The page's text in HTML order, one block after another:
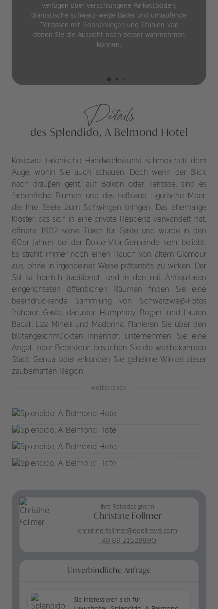
verfügen über verschlungene Parkettböden,
dramatische schwarz-weiße Bäder und umlaufende
Terrassen mit Sonnenliegen und Stühlen, von
denen Sie die Aussicht noch besser wahrnehmen
können.
Details
des Splendido, A Belmond Hotel
Kostbare italienische Handwerkskunst schmeichelt dem
Auge, wohin Sie auch schauen. Doch wenn der Blick
nach draußen geht, auf Balkon oder Terrasse, sind es
farbenfrohe Blumen und das tiefblaue Ligurische Meer,
die Ihre Seele zum Schwingen bringen. Das ehemalige
Kloster, das sich in eine private Residenz verwandelt hat,
öffnete 1902 seine Türen für Gäste und wurde in den
60er Jahren bei der Dolce-Vita-Gemeinde sehr beliebt.
Es strahlt immer noch einen Hauch von altem Glamour
aus, ohne in irgendeiner Weise prätentiös zu wirken. Der
Stil ist herrlich traditionell, und in den mit Antiquitäten
eingerichteten öffentlichen Räumen finden Sie eine
beeindruckende Sammlung von Schwarzweiß-Fotos
früherer Gäste, darunter Humphrey Bogart und Lauren
Bacall, Liza Minelli und Madonna. Flanieren Sie über den
blütengeschmückten Innenhof, unternehmen Sie eine
Angel- oder Bootstour, besuchen Sie die weltbekannten
Stadt Genua oder erkunden Sie geheime Winkel dieser
zauberhaften Region.
weiterlesen
+18 weitere Bilder
Ihre Reisedesignerin
Christine Follmer
christine.follmer@edeltravel.com
+49 89 21528890
Unverbindliche Anfrage
Sie interessieren sich für: